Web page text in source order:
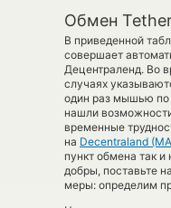
Обмен
В приведенной
совершает
Децентраленд. Во
случаях
один раз мышью по
нашли
временные
на Decentraland
пункт обмена так
добры, поставьте
меры: определим